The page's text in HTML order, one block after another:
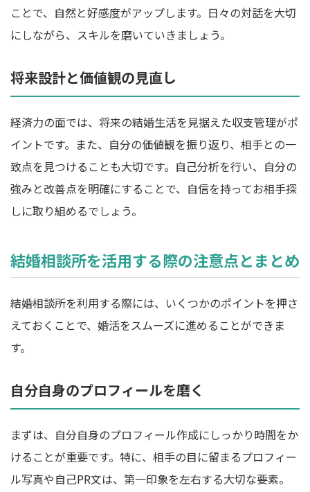
ことで、自然と好感度がアップします。日々の対話を大切
にしながら、スキルを磨いていきましょう。
将来設計と価値観の見直し
経済力の面では、将来の結婚生活を見据えた収支管理がポ
イントです。また、自分の価値観を振り返り、相手との一
致点を見つけることも大切です。自己分析を行い、自分の
強みと改善点を明確にすることで、自信を持ってお相手探
しに取り組めるでしょう。
結婚相談所を活用する際の注意点とまとめ
結婚相談所を利用する際には、いくつかのポイントを押さ
えておくことで、婚活をスムーズに進めることができま
す。
自分自身のプロフィールを磨く
まずは、自分自身のプロフィール作成にしっかり時間をか
けることが重要です。特に、相手の目に留まるプロフィー
ル写真や自己PR文は、第一印象を左右する大切な要素。